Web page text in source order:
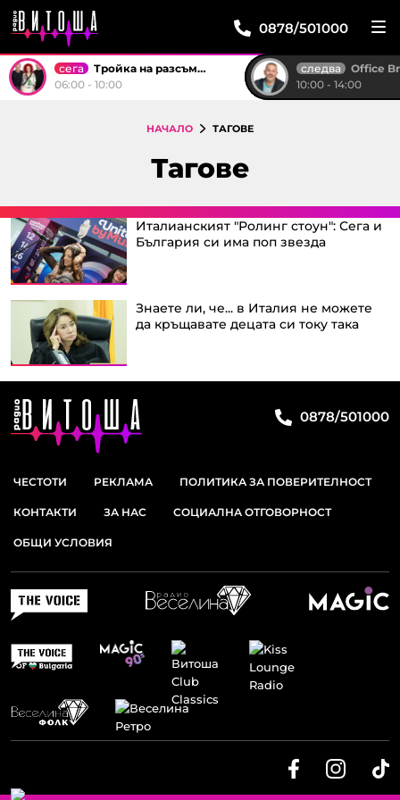
0878/501000
сега
Тройка на разсъмване
06:00 - 10:00
следва
Office
10:00 - 14:00
НАЧАЛО ТАГОВЕ
Тагове
Италианският "Ролинг стоун": Сега и
България си има поп звезда
Знаете ли, че... в Италия не можете
да кръщавате децата си току така
0878/501000
ЧЕСТОТИ РЕКЛАМА ПОЛИТИКА ЗА ПОВЕРИТЕЛНОСТ
КОНТАКТИ ЗА НАС СОЦИАЛНА ОТГОВОРНОСТ
ОБЩИ УСЛОВИЯ